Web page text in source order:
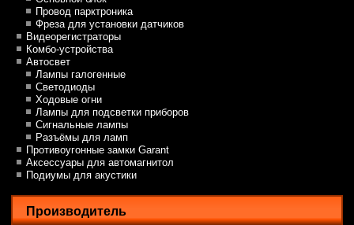
Провод парктроника
Фреза для установки датчиков
Видеорегистраторы
Комбо-устройства
Автосвет
Лампы галогенные
Светодиоды
Ходовые огни
Лампы для подсветки приборов
Сигнальные лампы
Разъёмы для ламп
Противоугонные замки Garant
Аксессуары для автомагнитол
Подиумы для акустики
Производитель